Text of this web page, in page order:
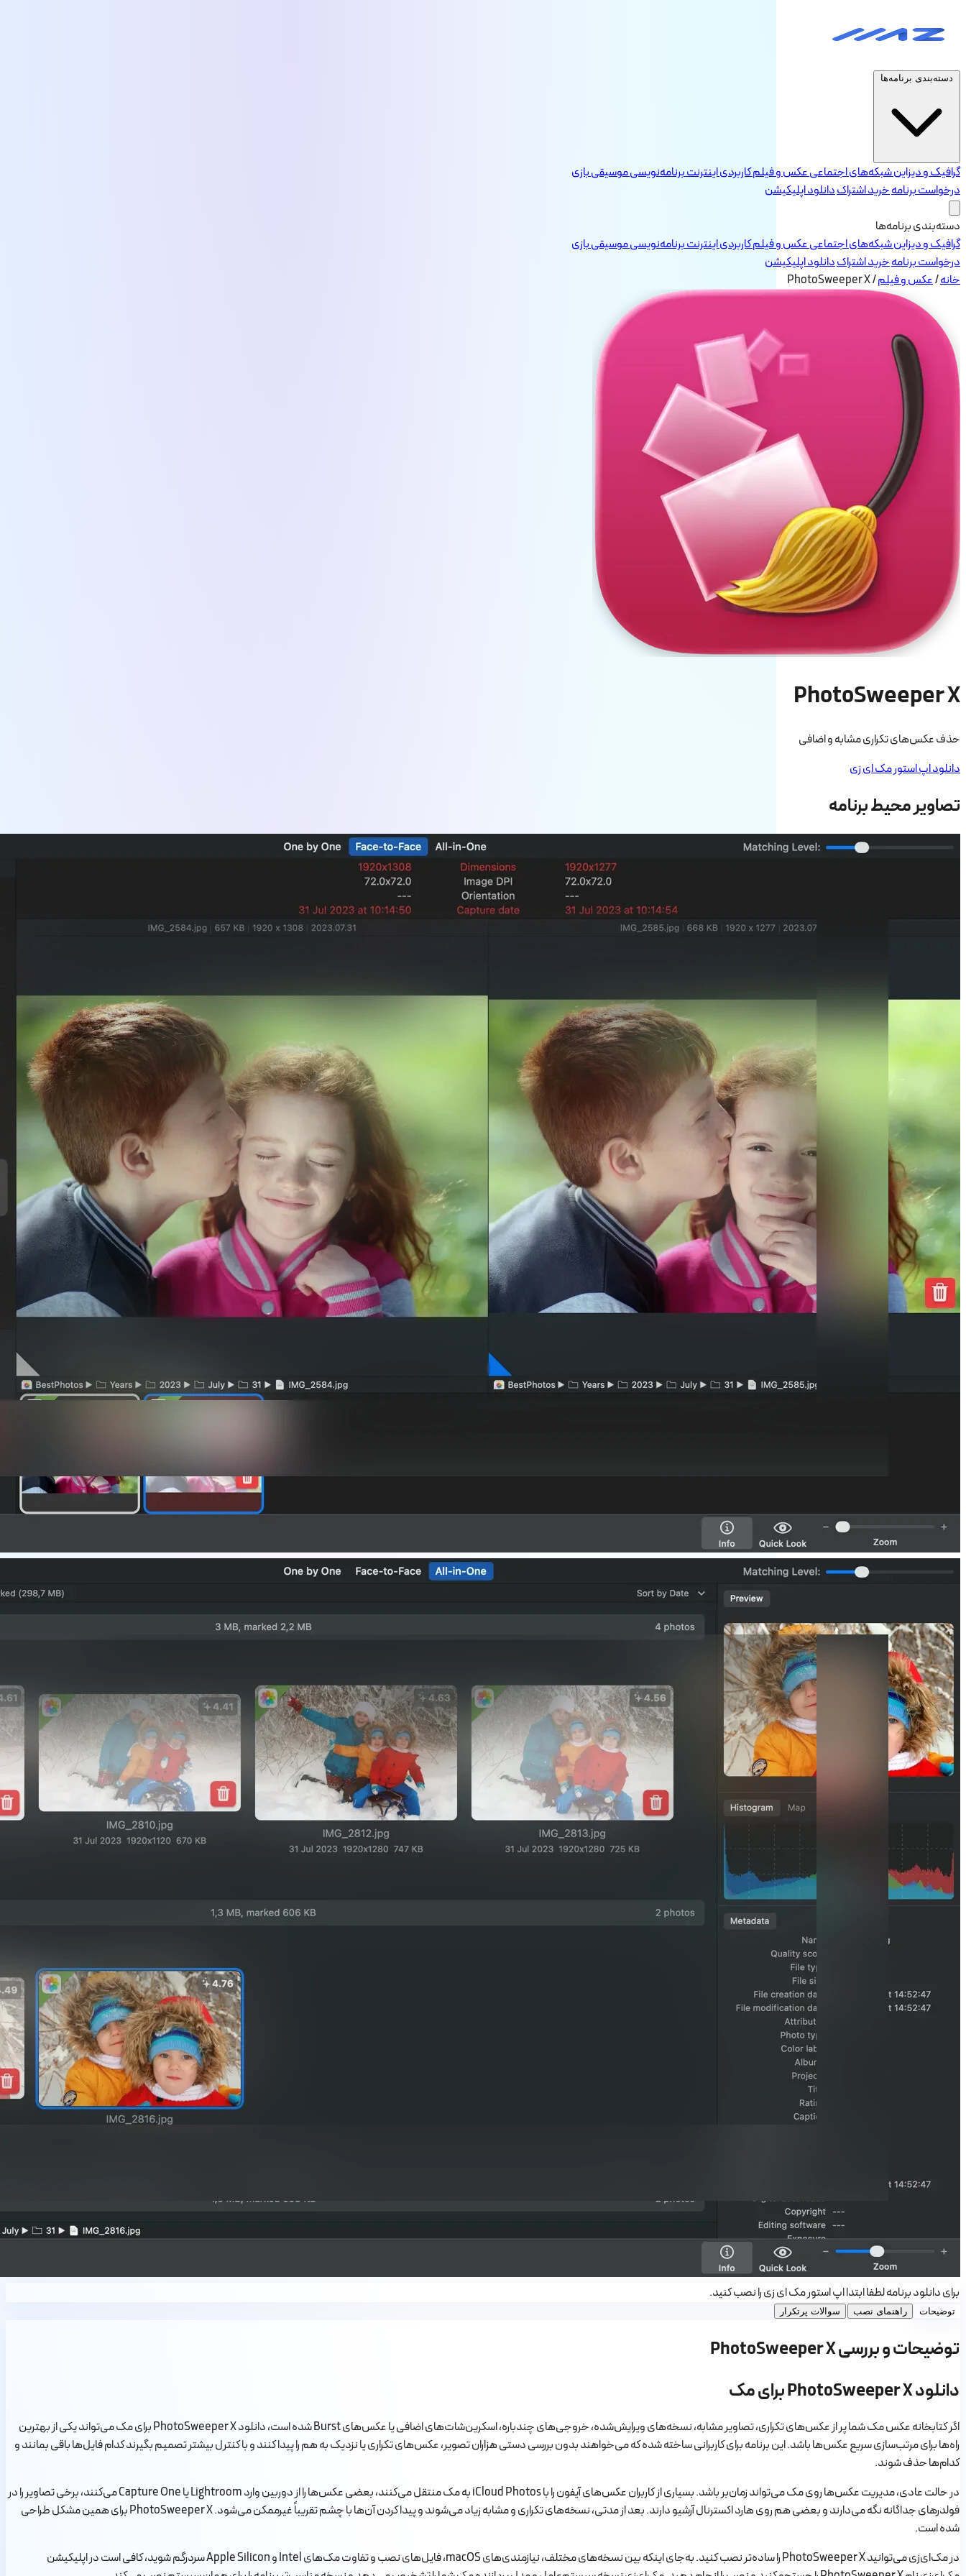
دسته‌بندی برنامه‌ها
گرافیک و دیزاینشبکه‌های اجتماعیعکس و فیلمکاربردیاینترنتبرنامه‌نویسیموسیقیبازی
درخواست برنامهخرید اشتراکدانلود اپلیکیشن
دسته‌بندی برنامه‌ها
گرافیک و دیزاینشبکه‌های اجتماعیعکس و فیلمکاربردیاینترنتبرنامه‌نویسیموسیقیبازی
درخواست برنامهخرید اشتراکدانلود اپلیکیشن
خانه/عکس و فیلم/
PhotoSweeper X
PhotoSweeper X
حذف عکس‌های تکراری مشابه و اضافی
دانلود اپ استور مک ای زی
تصاویر محیط برنامه
برای دانلود برنامه لطفا ابتدا اپ استور مک ای زی را نصب کنید.
توضیحات راهنمای نصب سوالات پرتکرار
توضیحات و بررسی PhotoSweeper X
دانلود PhotoSweeper X برای مک
اگر کتابخانه عکس مک شما پر از عکس‌های تکراری، تصاویر مشابه، نسخه‌های ویرایش‌شده، خروجی‌های چندباره، اسکرین‌شات‌های اضافی یا عکس‌های Burst شده است، دانلود PhotoSweeper X برای مک می‌تواند یکی از بهترین
راه‌ها برای مرتب‌سازی سریع عکس‌ها باشد. این برنامه برای کاربرانی ساخته شده که می‌خواهند بدون بررسی دستی هزاران تصویر، عکس‌های تکراری یا نزدیک به هم را پیدا کنند و با کنترل بیشتر تصمیم بگیرند کدام فایل‌ها باقی بمانند و
کدام‌ها حذف شوند.
در حالت عادی، مدیریت عکس‌ها روی مک می‌تواند زمان‌بر باشد. بسیاری از کاربران عکس‌های آیفون را با iCloud Photos به مک منتقل می‌کنند، بعضی عکس‌ها را از دوربین وارد Lightroom یا Capture One می‌کنند، برخی تصاویر را در
فولدرهای جداگانه نگه می‌دارند و بعضی هم روی هارد اکسترنال آرشیو دارند. بعد از مدتی، نسخه‌های تکراری و مشابه زیاد می‌شوند و پیدا کردن آن‌ها با چشم تقریباً غیرممکن می‌شود. PhotoSweeper X برای همین مشکل طراحی
شده است.
در مک‌ای‌زی می‌توانید PhotoSweeper X را ساده‌تر نصب کنید. به‌جای اینکه بین نسخه‌های مختلف، نیازمندی‌های macOS، فایل‌های نصب و تفاوت مک‌های Intel و Apple Silicon سردرگم شوید، کافی است در اپلیکیشن